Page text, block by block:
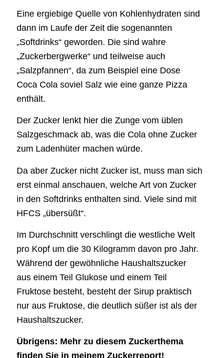
Eine ergiebige Quelle von Kohlenhydraten sind
dann im Laufe der Zeit die sogenannten
„Softdrinks“ geworden. Die sind wahre
„Zuckerbergwerke“ und teilweise auch
„Salzpfannen“, da zum Beispiel eine Dose
Coca Cola soviel Salz wie eine ganze Pizza
enthält.
Der Zucker lenkt hier die Zunge vom üblen
Salzgeschmack ab, was die Cola ohne Zucker
zum Ladenhüter machen würde.
Da aber Zucker nicht Zucker ist, muss man sich
erst einmal anschauen, welche Art von Zucker
in den Softdrinks enthalten sind. Viele sind mit
HFCS „übersüßt“.
Im Durchschnitt verschlingt die westliche Welt
pro Kopf um die 30 Kilogramm davon pro Jahr.
Während der gewöhnliche Haushaltszucker
aus einem Teil Glukose und einem Teil
Fruktose besteht, besteht der Sirup praktisch
nur aus Fruktose, die deutlich süßer ist als der
Haushaltszucker.
Übrigens: Mehr zu diesem Zuckerthema
finden Sie in meinem Zuckerreport!